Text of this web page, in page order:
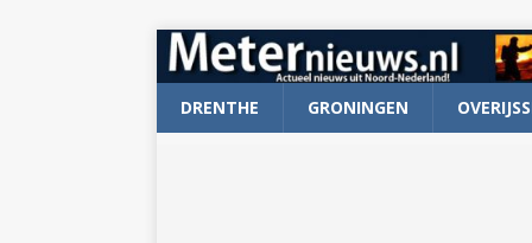
DRENTHE GRONINGEN